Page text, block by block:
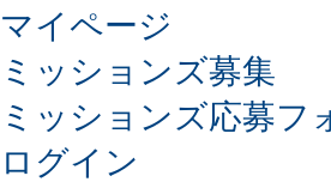
マイページ
ミッションズ募集
ミッションズ応募フ
ログイン